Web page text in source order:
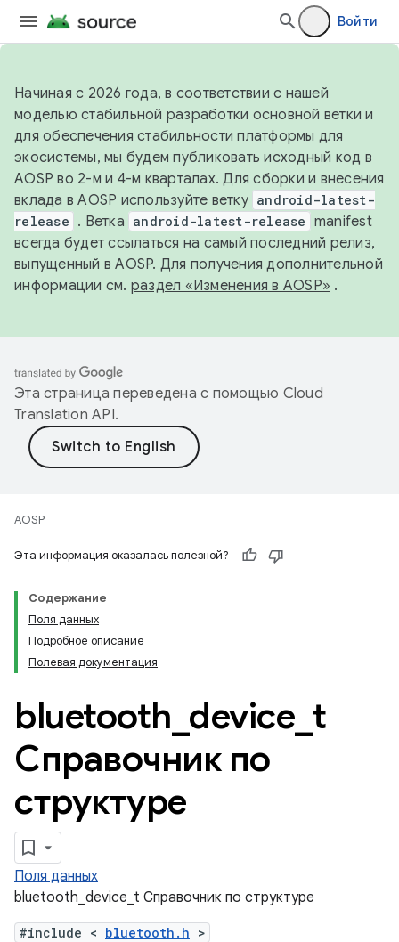
Войти
Начиная с 2026 года, в соответствии с нашей
моделью стабильной разработки основной ветки и
для обеспечения стабильности платформы для
экосистемы, мы будем публиковать исходный код в
AOSP во 2-м и 4-м кварталах. Для сборки и внесения
вклада в AOSP используйте ветку android-latest-
release . Ветка android-latest-release manifest
всегда будет ссылаться на самый последний релиз,
выпущенный в AOSP. Для получения дополнительной
информации см. раздел «Изменения в AOSP» .
Эта страница переведена с помощью Cloud
Translation API.
AOSP
Эта информация оказалась полезной?
Содержание
Поля данных
Подробное описание
Полевая документация
bluetooth device t
Справочник по
структуре
Поля данных
bluetooth_device_t Справочник по структуре
#include < bluetooth.h >